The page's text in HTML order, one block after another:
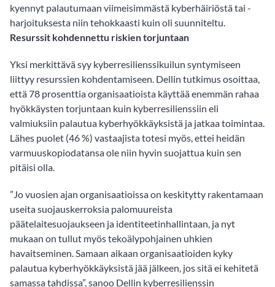
kyennyt palautumaan viimeisimmästä kyberhäiriöstä tai -
harjoituksesta niin tehokkaasti kuin oli suunniteltu.
Resurssit kohdennettu riskien torjuntaan
Yksi merkittävä syy kyberresilienssikuilun syntymiseen
liittyy resurssien kohdentamiseen. Dellin tutkimus osoittaa,
että 78 prosenttia organisaatioista käyttää enemmän rahaa
hyökkäysten torjuntaan kuin kyberresilienssiin eli
valmiuksiin palautua kyberhyökkäyksistä ja jatkaa toimintaa.
Lähes puolet (46 %) vastaajista totesi myös, ettei heidän
varmuuskopiodatansa ole niin hyvin suojattua kuin sen
pitäisi olla.
”Jo vuosien ajan organisaatioissa on keskitytty rakentamaan
useita suojauskerroksia palomuureista
päätelaitesuojaukseen ja identiteetinhallintaan, ja nyt
mukaan on tullut myös tekoälypohjainen uhkien
havaitseminen. Samaan aikaan organisaatioiden kyky
palautua kyberhyökkäyksistä jää jälkeen, jos sitä ei kehitetä
samassa tahdissa”, sanoo Dellin kyberresilienssin